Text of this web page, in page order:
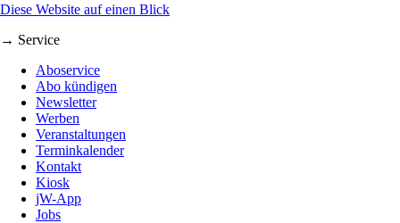
Diese Website auf einen Blick
→ Service
Aboservice
Abo kündigen
Newsletter
Werben
Veranstaltungen
Terminkalender
Kontakt
Kiosk
jW-App
Jobs